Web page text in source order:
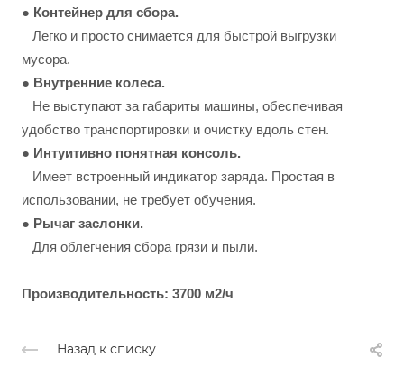
● Контейнер для сбора.
Легко и просто снимается для быстрой выгрузки
мусора.
● Внутренние колеса.
Не выступают за габариты машины, обеспечивая
удобство транспортировки и очистку вдоль стен.
● Интуитивно понятная консоль.
Имеет встроенный индикатор заряда. Простая в
использовании, не требует обучения.
● Рычаг заслонки.
Для облегчения сбора грязи и пыли.
Производительность: 3700 м2/ч
Назад к списку